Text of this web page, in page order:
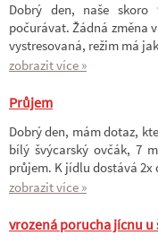
Dobrý den, naše
počurávat. Žádná změna
vystresovaná, režim má
zobrazit více »
Průjem
Dobrý den, mám dotaz,
bílý švýcarský ovčák, 7
průjem. K jídlu dostává
zobrazit více »
vrozená porucha jícnu u